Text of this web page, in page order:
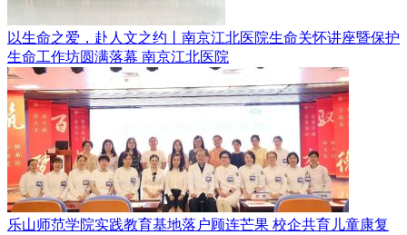
以生命之爱，赴人文之约丨南京江北医院生命关怀讲座暨保护
生命工作坊圆满落幕 南京江北医院
乐山师范学院实践教育基地落户顾连芒果 校企共育儿童康复